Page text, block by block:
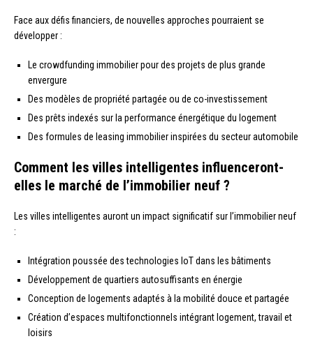
Face aux défis financiers, de nouvelles approches pourraient se
développer :
Le crowdfunding immobilier pour des projets de plus grande
envergure
Des modèles de propriété partagée ou de co-investissement
Des prêts indexés sur la performance énergétique du logement
Des formules de leasing immobilier inspirées du secteur automobile
Comment les villes intelligentes influenceront-
elles le marché de l’immobilier neuf ?
Les villes intelligentes auront un impact significatif sur l’immobilier neuf
:
Intégration poussée des technologies IoT dans les bâtiments
Développement de quartiers autosuffisants en énergie
Conception de logements adaptés à la mobilité douce et partagée
Création d’espaces multifonctionnels intégrant logement, travail et
loisirs